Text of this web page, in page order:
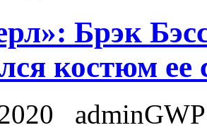
Брэк
костюм ее
adminGWP